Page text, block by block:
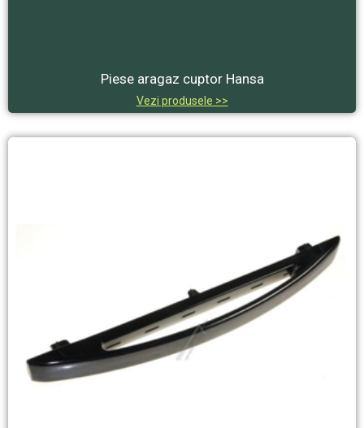
Piese aragaz cuptor Hansa
Vezi produsele >>